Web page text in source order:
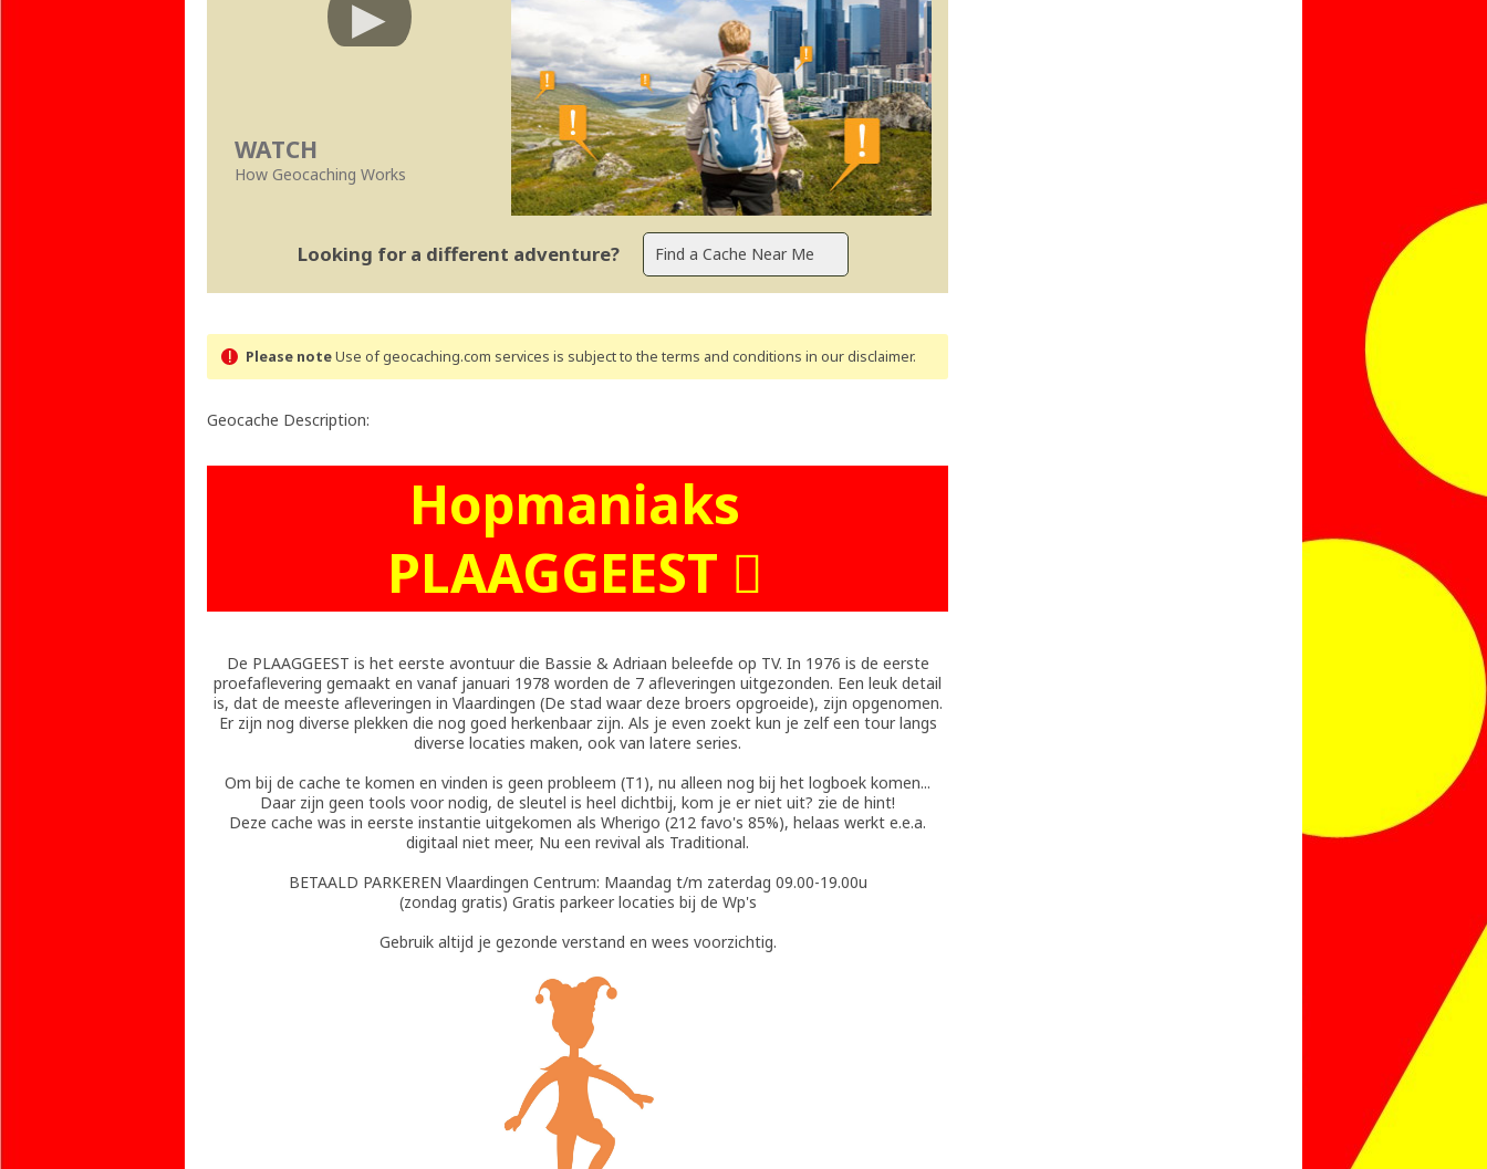
WATCH
How Geocaching Works
Looking for a different adventure?
Please noteUse of geocaching.com services is subject to the terms and conditions in our disclaimer.
Geocache Description:
Hopmaniaks
PLAAGGEEST 
De PLAAGGEEST is het eerste avontuur die Bassie & Adriaan beleefde op TV. In 1976 is de eerste
proefaflevering gemaakt en vanaf januari 1978 worden de 7 afleveringen uitgezonden. Een leuk detail
is, dat de meeste afleveringen in Vlaardingen (De stad waar deze broers opgroeide), zijn opgenomen.
Er zijn nog diverse plekken die nog goed herkenbaar zijn. Als je even zoekt kun je zelf een tour langs
diverse locaties maken, ook van latere series.
Om bij de cache te komen en vinden is geen probleem (T1), nu alleen nog bij het logboek komen...
Daar zijn geen tools voor nodig, de sleutel is heel dichtbij, kom je er niet uit? zie de hint!
Deze cache was in eerste instantie uitgekomen als Wherigo (212 favo's 85%), helaas werkt e.e.a.
digitaal niet meer, Nu een revival als Traditional.
BETAALD PARKEREN Vlaardingen Centrum: Maandag t/m zaterdag 09.00-19.00u
(zondag gratis) Gratis parkeer locaties bij de Wp's
Gebruik altijd je gezonde verstand en wees voorzichtig.